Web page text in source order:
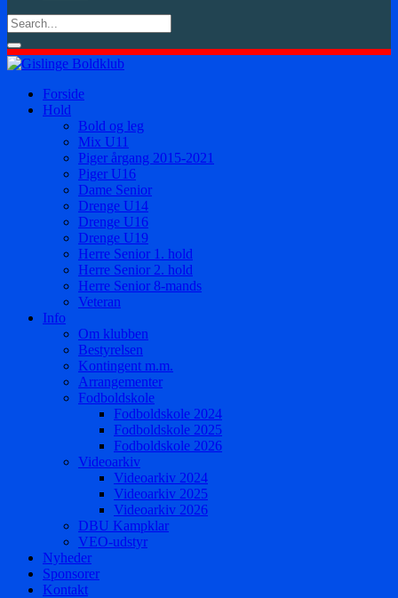
Forside
Hold
Bold og leg
Mix U11
Piger årgang 2015-2021
Piger U16
Dame Senior
Drenge U14
Drenge U16
Drenge U19
Herre Senior 1. hold
Herre Senior 2. hold
Herre Senior 8-mands
Veteran
Info
Om klubben
Bestyrelsen
Kontingent m.m.
Arrangementer
Fodboldskole
Fodboldskole 2024
Fodboldskole 2025
Fodboldskole 2026
Videoarkiv
Videoarkiv 2024
Videoarkiv 2025
Videoarkiv 2026
DBU Kampklar
VEO-udstyr
Nyheder
Sponsorer
Kontakt